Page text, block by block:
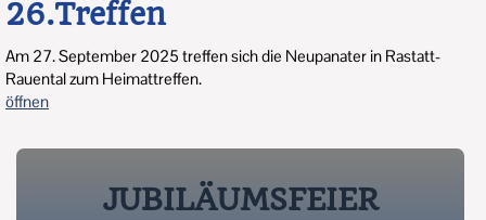
26.Treffen
Am 27. September 2025 treffen sich die Neupanater in Rastatt-
Rauental zum Heimattreffen.
öffnen
JUBILÄUMSFEIER